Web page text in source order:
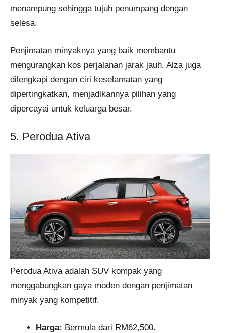
menampung sehingga tujuh penumpang dengan
selesa.
Penjimatan minyaknya yang baik membantu
mengurangkan kos perjalanan jarak jauh. Alza juga
dilengkapi dengan ciri keselamatan yang
dipertingkatkan, menjadikannya pilihan yang
dipercayai untuk keluarga besar.
5. Perodua Ativa
Perodua Ativa adalah SUV kompak yang
menggabungkan gaya moden dengan penjimatan
minyak yang kompetitif.
Harga: Bermula dari RM62,500.